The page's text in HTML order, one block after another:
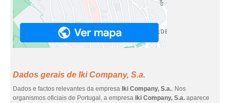
Dados gerais de Iki Company, S.a.
Dados e factos relevantes da empresa Iki Company, S.a.. Nos
organismos oficiais de Portugal, a empresa Iki Company, S.a. aparece